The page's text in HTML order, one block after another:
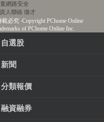
網路安全
人聯絡 徵才
載必究‧Copyright PChome Online
of PChome Online Inc.
自選股
新聞
分類報價
融資融券